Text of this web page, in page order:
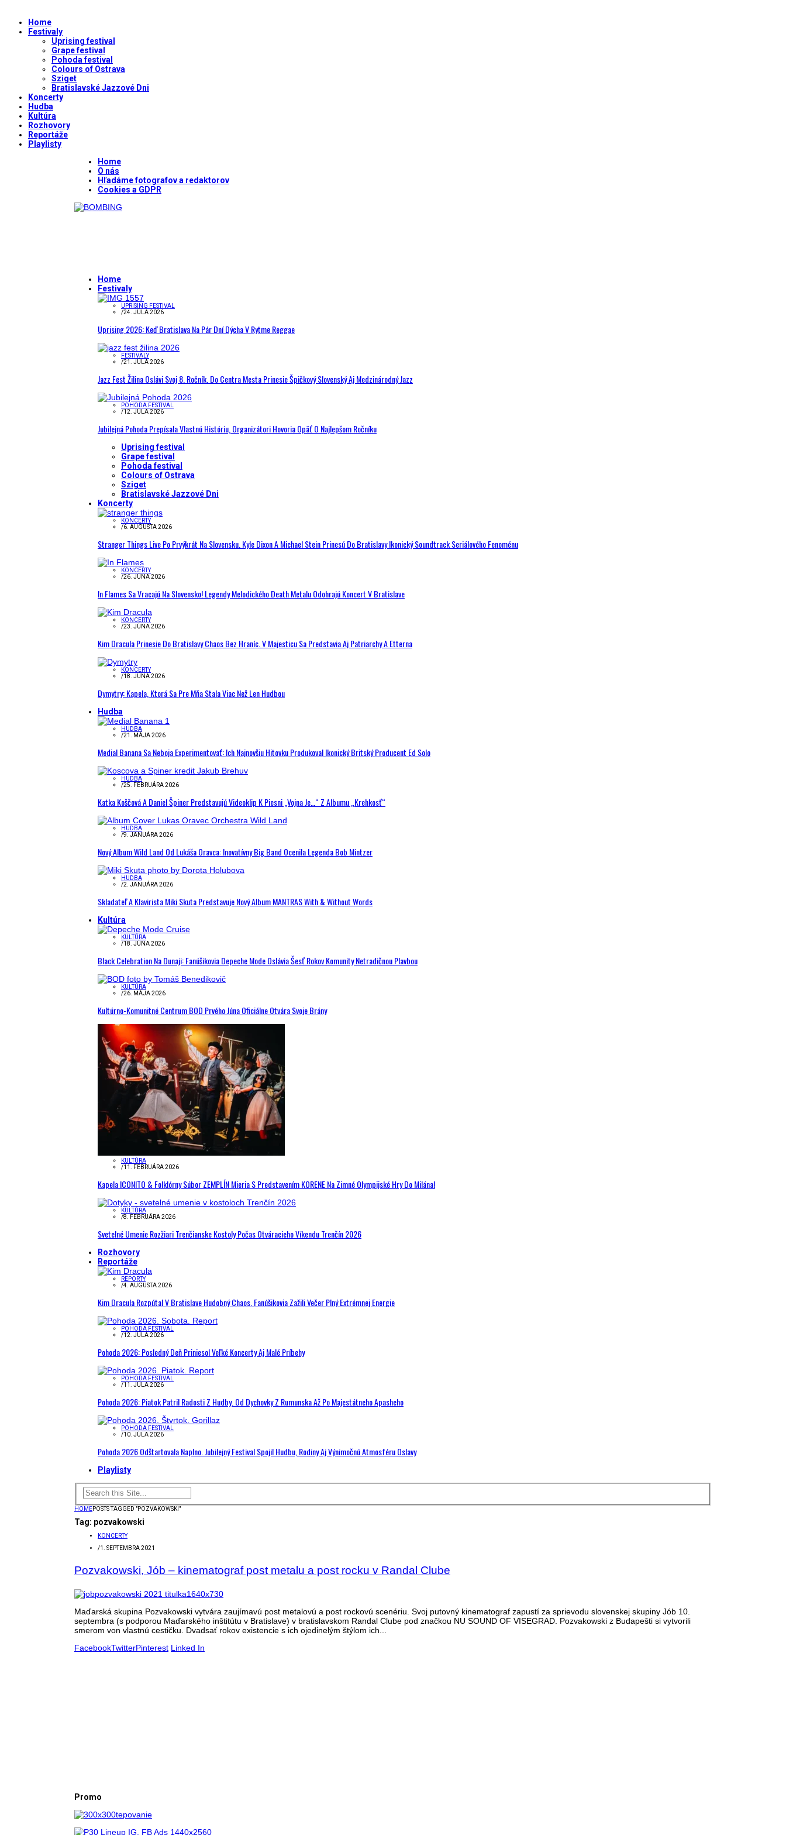
Home
Festivaly
Uprising festival
Grape festival
Pohoda festival
Colours of Ostrava
Sziget
Bratislavské Jazzové Dni
Koncerty
Hudba
Kultúra
Rozhovory
Reportáže
Playlisty
Home
O nás
Hľadáme fotografov a redaktorov
Cookies a GDPR
Home
Festivaly
UPRISING FESTIVAL
/24. JÚLA 2026
Uprising 2026: Keď Bratislava Na Pár Dní Dýcha V Rytme Reggae
FESTIVALY
/21. JÚLA 2026
Jazz Fest Žilina Oslávi Svoj 8. Ročník. Do Centra Mesta Prinesie Špičkový Slovenský Aj Medzinárodný Jazz
POHODA FESTIVAL
/12. JÚLA 2026
Jubilejná Pohoda Prepísala Vlastnú Históriu, Organizátori Hovoria Opäť O Najlepšom Ročníku
Uprising festival
Grape festival
Pohoda festival
Colours of Ostrava
Sziget
Bratislavské Jazzové Dni
Koncerty
KONCERTY
/6. AUGUSTA 2026
Stranger Things Live Po Prvýkrát Na Slovensku. Kyle Dixon A Michael Stein Prinesú Do Bratislavy Ikonický Soundtrack Seriálového Fenoménu
KONCERTY
/26. JÚNA 2026
In Flames Sa Vracajú Na Slovensko! Legendy Melodického Death Metalu Odohrajú Koncert V Bratislave
KONCERTY
/23. JÚNA 2026
Kim Dracula Prinesie Do Bratislavy Chaos Bez Hraníc. V Majesticu Sa Predstavia Aj Patriarchy A Etterna
KONCERTY
/18. JÚNA 2026
Dymytry: Kapela, Ktorá Sa Pre Mňa Stala Viac Než Len Hudbou
Hudba
HUDBA
/21. MÁJA 2026
Medial Banana Sa Neboja Experimentovať: Ich Najnovšiu Hitovku Produkoval Ikonický Britský Producent Ed Solo
HUDBA
/25. FEBRUÁRA 2026
Katka Koščová A Daniel Špiner Predstavujú Videoklip K Piesni „Vojna Je…“ Z Albumu „Krehkosť“
HUDBA
/9. JANUÁRA 2026
Nový Album Wild Land Od Lukáša Oravca: Inovatívny Big Band Ocenila Legenda Bob Mintzer
HUDBA
/2. JANUÁRA 2026
Skladateľ A Klavirista Miki Skuta Predstavuje Nový Album MANTRAS With & Without Words
Kultúra
KULTÚRA
/18. JÚNA 2026
Black Celebration Na Dunaji: Fanúšikovia Depeche Mode Oslávia Šesť Rokov Komunity Netradičnou Plavbou
KULTÚRA
/26. MÁJA 2026
Kultúrno-Komunitné Centrum BOD Prvého Júna Oficiálne Otvára Svoje Brány
KULTÚRA
/11. FEBRUÁRA 2026
Kapela ICONITO & Folklórny Súbor ZEMPLÍN Mieria S Predstavením KORENE Na Zimné Olympijské Hry Do Milána!
KULTÚRA
/8. FEBRUÁRA 2026
Svetelné Umenie Rozžiari Trenčianske Kostoly Počas Otváracieho Víkendu Trenčín 2026
Rozhovory
Reportáže
REPORTY
/4. AUGUSTA 2026
Kim Dracula Rozpútal V Bratislave Hudobný Chaos. Fanúšikovia Zažili Večer Plný Extrémnej Energie
POHODA FESTIVAL
/12. JÚLA 2026
Pohoda 2026: Posledný Deň Priniesol Veľké Koncerty Aj Malé Príbehy
POHODA FESTIVAL
/11. JÚLA 2026
Pohoda 2026: Piatok Patril Radosti Z Hudby. Od Dychovky Z Rumunska Až Po Majestátneho Apasheho
POHODA FESTIVAL
/10. JÚLA 2026
Pohoda 2026 Odštartovala Naplno. Jubilejný Festival Spojil Hudbu, Rodiny Aj Výnimočnú Atmosféru Oslavy
Playlisty
HOMEPOSTS TAGGED "POZVAKOWSKI"
Tag: pozvakowski
KONCERTY
/1. SEPTEMBRA 2021
Pozvakowski, Jób – kinematograf post metalu a post rocku v Randal Clube
Maďarská skupina Pozvakowski vytvára zaujímavú post metalovú a post rockovú scenériu. Svoj putovný kinematograf zapustí za sprievodu slovenskej skupiny Jób 10.
septembra (s podporou Maďarského inštitútu v Bratislave) v bratislavskom Randal Clube pod značkou NU SOUND OF VISEGRAD. Pozvakowski z Budapešti si vytvorili
smerom von vlastnú cestičku. Dvadsať rokov existencie s ich ojedinelým štýlom ich...
FacebookTwitterPinterest Linked In
Promo